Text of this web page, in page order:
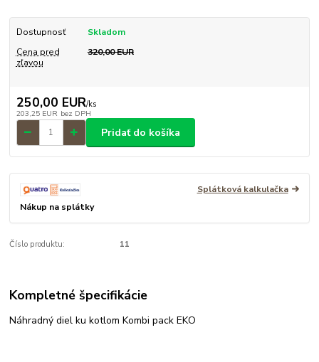
Dostupnosť
Skladom
Cena pred
zľavou
320,00 EUR
250,00 EUR/ks
203,25 EUR bez DPH
Pridať do košíka
Splátková kalkulačka
Nákup na splátky
Číslo produktu: 11
Kompletné špecifikácie
Náhradný diel ku kotlom Kombi pack EKO